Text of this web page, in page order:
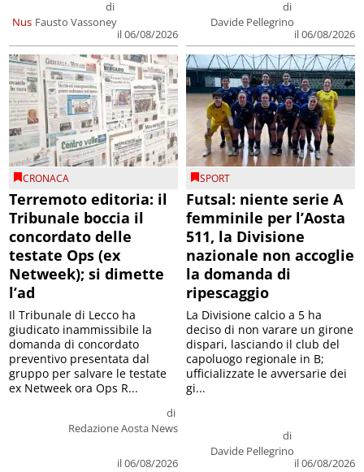
Nus
di
Fausto Vassoney
il 06/08/2026
di
Davide Pellegrino
il 06/08/2026
CRONACA
Terremoto editoria: il
Tribunale boccia il
concordato delle
testate Ops (ex
Netweek); si dimette
l’ad
di
Redazione Aosta News
il 06/08/2026
Il Tribunale di Lecco ha
giudicato inammissibile la
domanda di concordato
preventivo presentata dal
gruppo per salvare le testate
ex Netweek ora Ops R...
SPORT
Futsal: niente serie A
femminile per l’Aosta
511, la Divisione
nazionale non accoglie
la domanda di
ripescaggio
di
Davide Pellegrino
il 06/08/2026
La Divisione calcio a 5 ha
deciso di non varare un girone
dispari, lasciando il club del
capoluogo regionale in B;
ufficializzate le avversarie dei
gi...